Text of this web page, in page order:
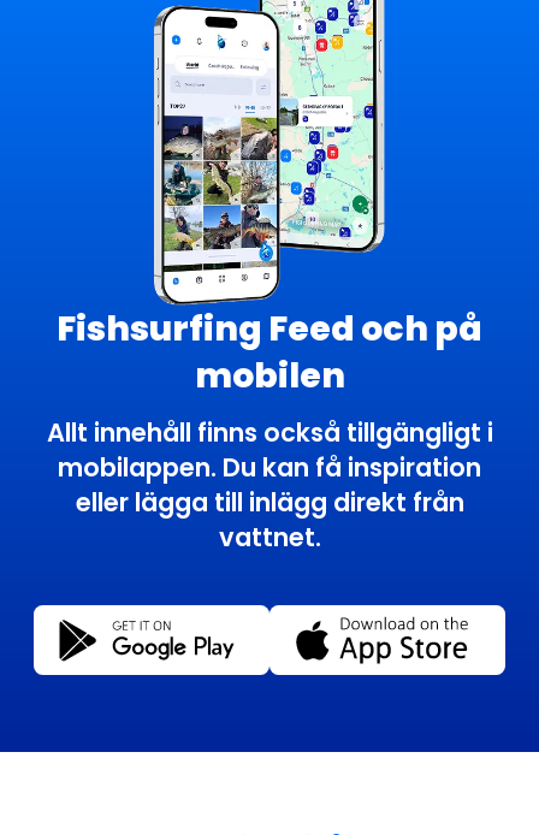
Fishsurfing Feed och på
mobilen
Allt innehåll finns också tillgängligt i
mobilappen. Du kan få inspiration
eller lägga till inlägg direkt från
vattnet.